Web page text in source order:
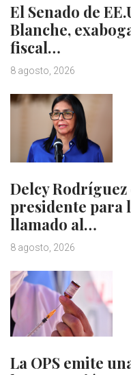
El Senado de
Blanche,
fiscal…
8 agosto, 2026
Delcy
presidente para
llamado al…
8 agosto, 2026
La OPS emite